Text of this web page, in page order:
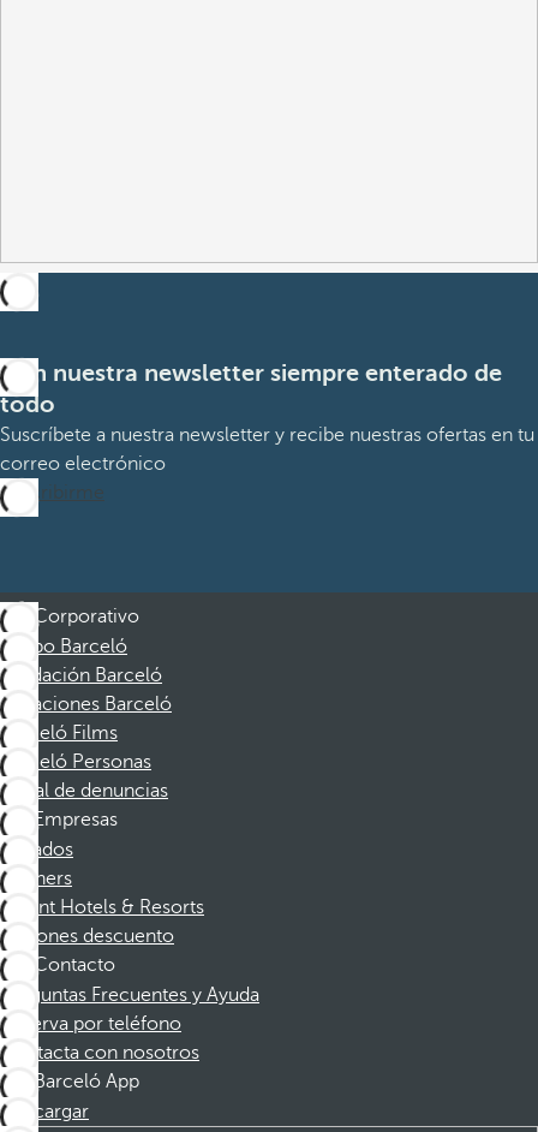
Con nuestra newsletter siempre enterado de
todo
Suscríbete a nuestra newsletter y recibe nuestras ofertas en tu
correo electrónico
Suscribirme
Corporativo
Grupo Barceló
Fundación Barceló
Vacaciones Barceló
Barceló Films
Barceló Personas
Canal de denuncias
Empresas
Afiliados
Partners
Dorint Hotels & Resorts
Cupones descuento
Contacto
Preguntas Frecuentes y Ayuda
Reserva por teléfono
Contacta con nosotros
Barceló App
Descargar